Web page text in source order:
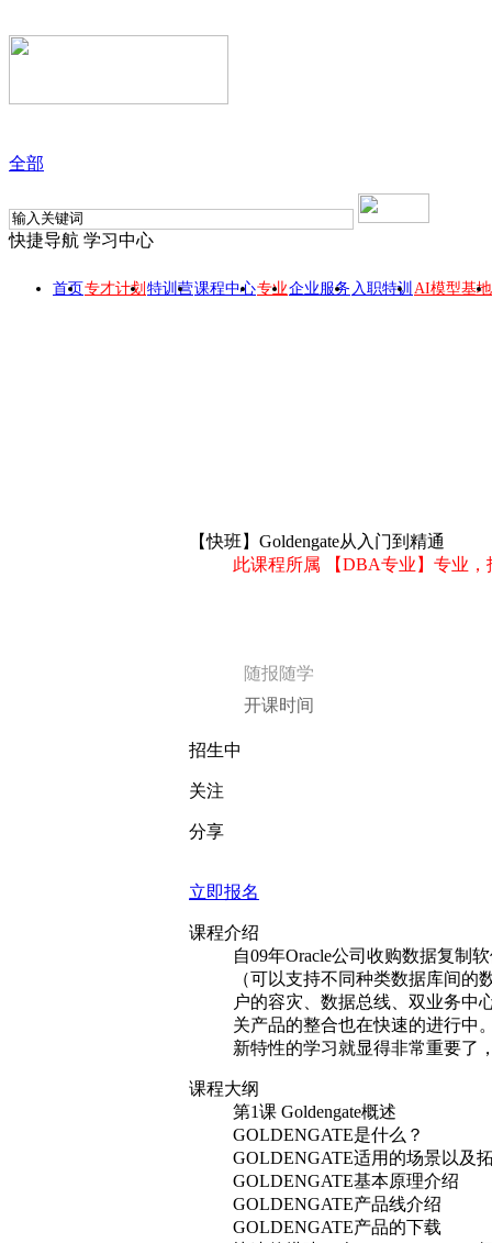
全部
快捷导航 学习中心
首页专才计划 特训营课程中心专业企业服务 入职特训 AI模型基地
招生中
立即报名
课程介绍
（可以支持不同种类数据库间的
第1课 Goldengate概述
GOLDENGATE适用的场景以及拓
GOLDENGATE基本原理介绍
GOLDENGATE产品线介绍
GOLDENGATE产品的下载
快速的搭建一个GOLDENGATE
搭建一个GOLDENGATE复制环
Oracle附加日志的介绍
GOLDENGATECSN的详细介绍
数据初始化过程详细介绍（oracle
数据初始化过程详细介绍（使用
数据初始化过程详细介绍（使用